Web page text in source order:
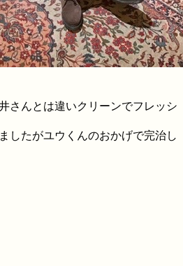
さんとは違いクリーンでフレッシ
したがユウくんのおかげで完治し